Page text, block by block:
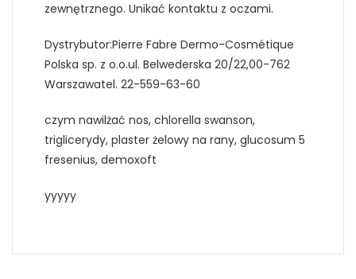
zewnętrznego. Unikać kontaktu z oczami.
Dystrybutor:Pierre Fabre Dermo-Cosmétique
Polska sp. z o.o.ul. Belwederska 20/22,00-762
Warszawatel. 22-559-63-60
czym nawilżać nos, chlorella swanson,
triglicerydy, plaster żelowy na rany, glucosum 5
fresenius, demoxoft
yyyyy